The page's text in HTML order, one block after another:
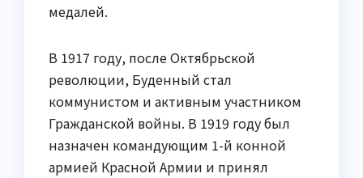
медалей.
В 1917 году, после Октябрьской
революции, Буденный стал
коммунистом и активным участником
Гражданской войны. В 1919 году был
назначен командующим 1-й конной
армией Красной Армии и принял